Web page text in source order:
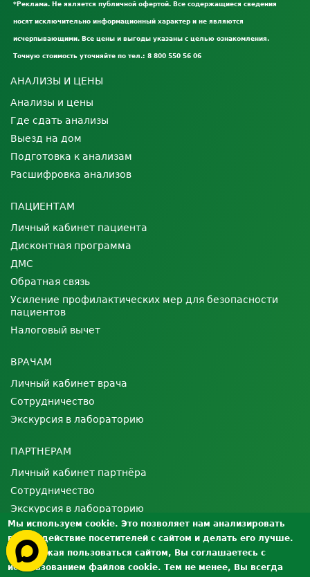
*Реклама. Не является публичной офертой. Все содержащиеся сведения
носят исключительно информационный характер и не являются
исчерпывающими. Все цены и выгоды указаны с целью ознакомления.
Точную стоимость уточняйте по тел.: 8 800 550 56 06
АНАЛИЗЫ И ЦЕНЫ
Анализы и цены
Где сдать анализы
Выезд на дом
Подготовка к анализам
Расшифровка анализов
ПАЦИЕНТАМ
Личный кабинет пациента
Дисконтная программа
ДМС
Обратная связь
Усиление профилактических мер для безопасности
пациентов
Налоговый вычет
ВРАЧАМ
Личный кабинет врача
Сотрудничество
Экскурсия в лабораторию
ПАРТНЕРАМ
Личный кабинет партнёра
Сотрудничество
Экскурсия в лабораторию
О ЛАБОРАТОРИИ
Лицензии и сертификаты
Мы используем cookie. Это позволяет нам анализировать
взаимодействие посетителей с сайтом и делать его лучше.
Продолжая пользоваться сайтом, Вы соглашаетесь с
использованием файлов cookie. Тем не менее, Вы всегда